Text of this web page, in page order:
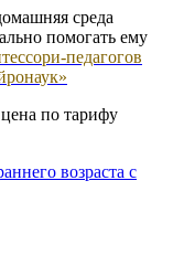
среда
помогать ему
педагогов
по тарифу
возраста с